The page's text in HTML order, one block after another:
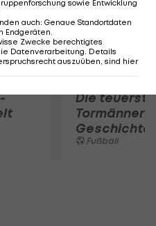
Die
Tormänner
Geschichte
Fußball
sowie Entwicklung
auch: Genaue Standortdaten
Endgeräten.
Zwecke berechtigtes
Datenverarbeitung. Details
auszuüben, sind hier